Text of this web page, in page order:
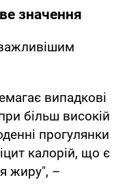
значення
випадкові
більш високій
прогулянки
калорій, що є
жиру", –